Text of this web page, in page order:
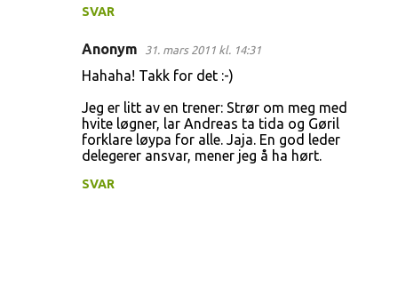
SVAR
Anonym 31. mars 2011 kl. 14:31
Hahaha! Takk for det :-)
Jeg er litt av en trener: Strør om meg med
hvite løgner, lar Andreas ta tida og Gøril
forklare løypa for alle. Jaja. En god leder
delegerer ansvar, mener jeg å ha hørt.
SVAR